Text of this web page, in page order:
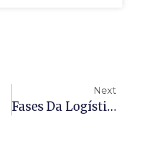
Next
Fases Da Logística